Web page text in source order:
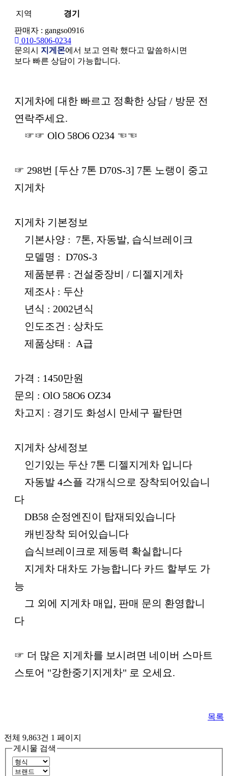
지역
경기
판매자 : gangso0916
010-5806-0234
문의시 지게몬에서 보고 연락 했다고 말씀하시면
보다 빠른 상담이 가능합니다.
본문
지게차에 대한 빠르고 정확한 상담 / 방문 전
연락주세요.
☞☞ OlO 58O6 O234 ☜☜
☞ 298번 [두산 7톤 D70S-3] 7톤 노랭이 중고
지게차
지게차 기본정보
기본사양 : 7톤, 자동발, 습식브레이크
모델명 : D70S-3
제품분류 : 건설중장비 / 디젤지게차
제조사 : 두산
년식 : 2002년식
인도조건 : 상차도
제품상태 : A급
가격 : 1450만원
문의 : OlO 58O6 OZ34
차고지 : 경기도 화성시 만세구 팔탄면
지게차 상세정보
인기있는 두산 7톤 디젤지게차 입니다
자동발 4스플 각개식으로 장착되어있습니
다
DB58 순정엔진이 탑재되있습니다
캐빈장착 되어있습니다
습식브레이크로 제동력 확실합니다
지게차 대차도 가능합니다 카드 할부도 가
능
그 외에 지게차 매입, 판매 문의 환영합니
다
☞ 더 많은 지게차를 보시려면 네이버 스마트
스토어 "강한중기지게차" 로 오세요.
목록
전체 9,863건 1 페이지
게시물 검색